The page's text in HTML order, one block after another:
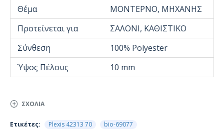
Θέμα
ΜΟΝΤΕΡΝΟ, ΜΗΧΑΝΗΣ
Προτείνεται για
ΣΑΛΟΝΙ, ΚΑΘΙΣΤΙΚΟ
Σύνθεση
100% Polyester
Ύψος Πέλους
10 mm
ΣΧΌΛΙΑ
Ετικέτες: Plexis 42313 70 bio-69077